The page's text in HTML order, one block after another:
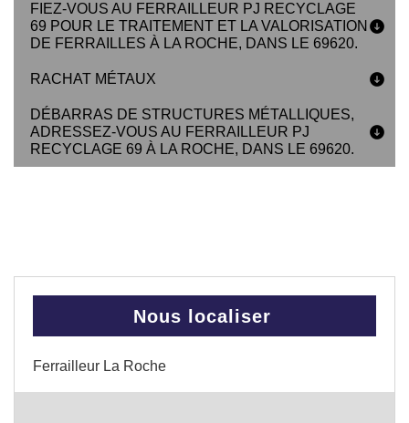
FIEZ-VOUS AU FERRAILLEUR PJ RECYCLAGE
69 POUR LE TRAITEMENT ET LA VALORISATION
DE FERRAILLES À LA ROCHE, DANS LE 69620.
RACHAT MÉTAUX
DÉBARRAS DE STRUCTURES MÉTALLIQUES,
ADRESSEZ-VOUS AU FERRAILLEUR PJ
RECYCLAGE 69 À LA ROCHE, DANS LE 69620.
Nous localiser
Ferrailleur La Roche